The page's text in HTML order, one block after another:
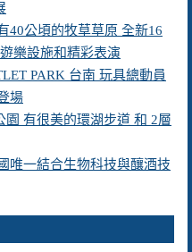
40公頃的牧草草原 全新16
樂設施和精彩表演
PARK 台南 玩具總動員
場
園 有很美的環湖步道 和 2層
唯一結合生物科技與釀酒技